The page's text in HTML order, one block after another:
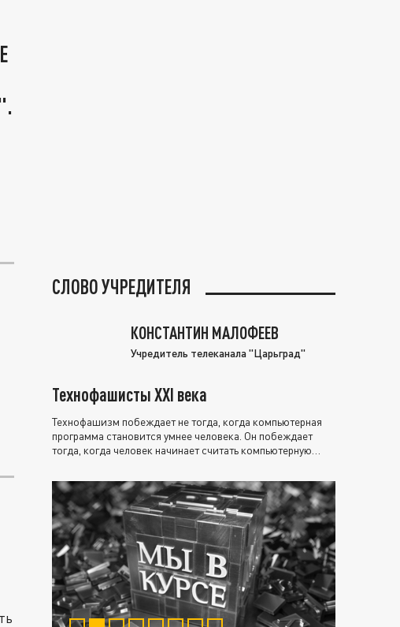
СЛОВО УЧРЕДИТЕЛЯ
КОНСТАНТИН МАЛОФЕЕВ
Учредитель телеканала "Царьград"
Технофашисты XXI века
Технофашизм побеждает не тогда, когда компьютерная
программа становится умнее человека. Он побеждает
тогда, когда человек начинает считать компьютерную